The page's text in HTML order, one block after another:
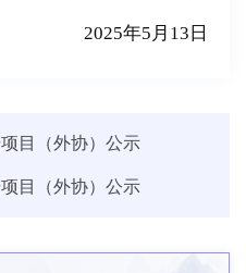
2025年5月13日
目（外协）公示
目（外协）公示